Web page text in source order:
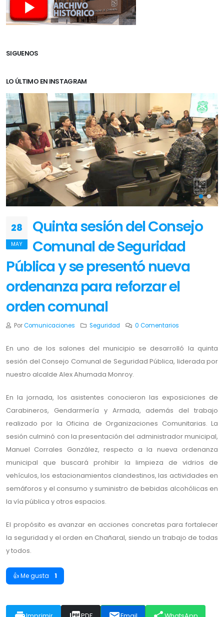
SIGUENOS
LO ÚLTIMO EN INSTAGRAM
28
MAY
Quinta sesión del Consejo
Comunal de Seguridad
Pública y se presentó nueva
ordenanza para reforzar el
orden comunal
PorComunicaciones Seguridad 0 Comentarios
En uno de los salones del municipio se desarrolló la quinta
sesión del Consejo Comunal de Seguridad Pública, liderada por
nuestro alcalde Alex Ahumada Monroy.
En la jornada, los asistentes conocieron las exposiciones de
Carabineros, Gendarmería y Armada, además del trabajo
realizado por la Oficina de Organizaciones Comunitarias. La
sesión culminó con la presentación del administrador municipal,
Manuel Corrales González, respecto a la nueva ordenanza
municipal que buscará prohibir la limpieza de vidrios de
vehículos, los estacionamientos clandestinos, las actividades en
semáforos y el consumo y suministro de bebidas alcohólicas en
la vía pública y otros espacios.
El propósito es avanzar en acciones concretas para fortalecer
la seguridad y el orden en Chañaral, siendo un trabajo de todas
y todos.
👍 Me gusta 1